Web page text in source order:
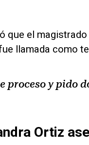
que el
llamada como
proceso y pido
Ortiz